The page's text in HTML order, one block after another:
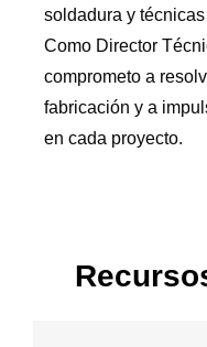
soldadura y
Como Director
comprometo a
fabricación y a
en cada proyecto.